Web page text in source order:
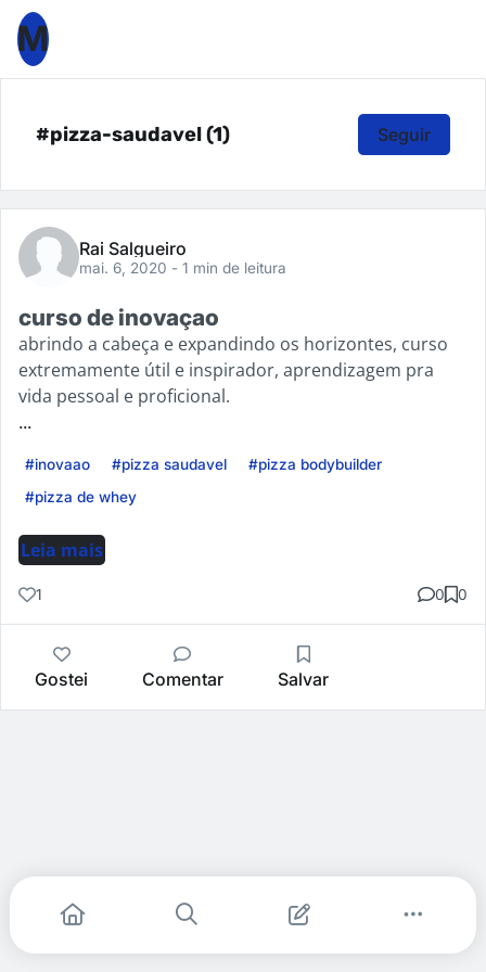
M
#pizza-saudavel (1) Seguir
Rai Salgueiro
mai. 6, 2020 - 1 min de leitura
curso de inovaçao
abrindo a cabeça e expandindo os horizontes, curso
extremamente útil e inspirador, aprendizagem pra
vida pessoal e proficional.
...
#inovaao #pizza saudavel
#pizza bodybuilder
#pizza de whey
Leia mais
1 0 0
Gostei Comentar Salvar